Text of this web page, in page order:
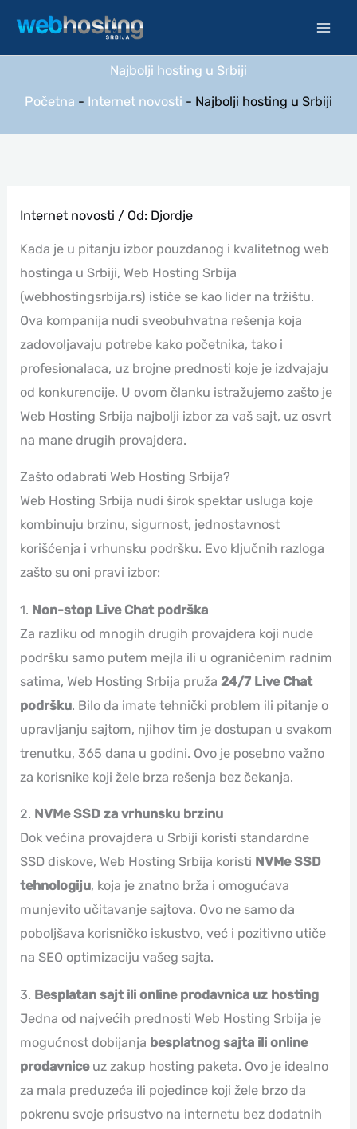
sadržaj
Najbolji hosting u Srbiji
Početna - Internet novosti - Najbolji hosting u Srbiji
Internet novosti / Od: Djordje
Kada je u pitanju izbor pouzdanog i kvalitetnog web
hostinga u Srbiji, Web Hosting Srbija
(webhostingsrbija.rs) ističe se kao lider na tržištu.
Ova kompanija nudi sveobuhvatna rešenja koja
zadovoljavaju potrebe kako početnika, tako i
profesionalaca, uz brojne prednosti koje je izdvajaju
od konkurencije. U ovom članku istražujemo zašto je
Web Hosting Srbija najbolji izbor za vaš sajt, uz osvrt
na mane drugih provajdera.
Zašto odabrati Web Hosting Srbija?
Web Hosting Srbija nudi širok spektar usluga koje
kombinuju brzinu, sigurnost, jednostavnost
korišćenja i vrhunsku podršku. Evo ključnih razloga
zašto su oni pravi izbor:
1. Non-stop Live Chat podrška
Za razliku od mnogih drugih provajdera koji nude
podršku samo putem mejla ili u ograničenim radnim
satima, Web Hosting Srbija pruža24/7 Live Chat
podršku. Bilo da imate tehnički problem ili pitanje o
upravljanju sajtom, njihov tim je dostupan u svakom
trenutku, 365 dana u godini. Ovo je posebno važno
za korisnike koji žele brza rešenja bez čekanja.
2. NVMe SSD za vrhunsku brzinu
Dok većina provajdera u Srbiji koristi standardne
SSD diskove, Web Hosting Srbija koristi NVMe SSD
tehnologiju, koja je znatno brža i omogućava
munjevito učitavanje sajtova. Ovo ne samo da
poboljšava korisničko iskustvo, već i pozitivno utiče
na SEO optimizaciju vašeg sajta.
3. Besplatan sajt ili online prodavnica uz hosting
Jedna od najvećih prednosti Web Hosting Srbija je
mogućnost dobijanja besplatnog sajta ili online
prodavniceuz zakup hosting paketa. Ovo je idealno
za mala preduzeća ili pojedince koji žele brzo da
pokrenu svoje prisustvo na internetu bez dodatnih